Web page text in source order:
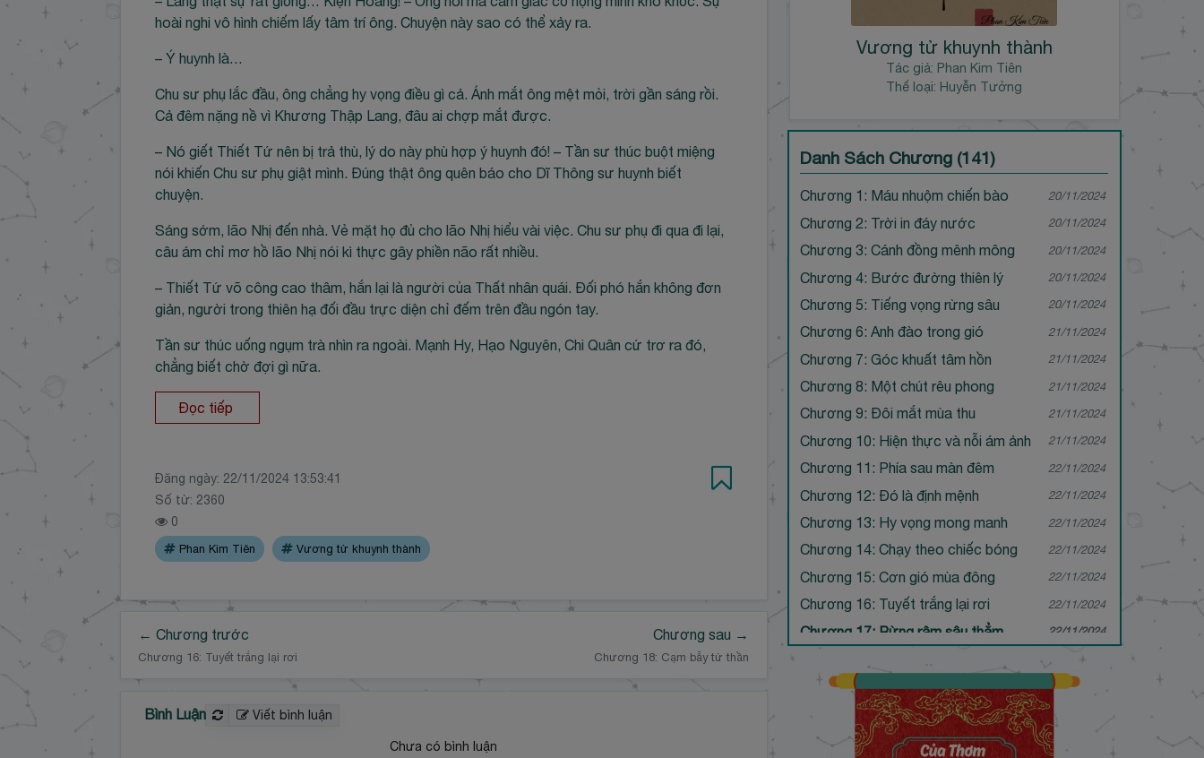
hoài nghi vô hình chiếm lấy tâm trí ông. Chuyện này sao có thể xảy ra.
– Ý huynh là…
Chu sư phụ lắc đầu, ông chẳng hy vọng điều gì cả. Ánh mắt ông mệt mỏi, trời gần sáng rồi.
Cả đêm nặng nề vì Khương Thập Lang, đâu ai chợp mắt được.
– Nó giết Thiết Tứ nên bị trả thù, lý do này phù hợp ý huynh đó! – Tần sư thúc buột miệng
nói khiến Chu sư phụ giật mình. Đúng thật ông quên báo cho Dĩ Thông sư huynh biết
chuyện.
Sáng sớm, lão Nhị đến nhà. Vẻ mặt họ đủ cho lão Nhị hiểu vài việc. Chu sư phụ đi qua đi lại,
câu ám chỉ mơ hồ lão Nhị nói kì thực gây phiền não rất nhiều.
– Thiết Tứ võ công cao thâm, hắn lại là người của Thất nhân quái. Đối phó hắn không đơn
giản, người trong thiên hạ đối đầu trực diện chỉ đếm trên đầu ngón tay.
Tần sư thúc uống ngụm trà nhìn ra ngoài. Mạnh Hy, Hạo Nguyên, Chi Quân cứ trơ ra đó,
chẳng biết chờ đợi gì nữa.
Đọc tiếp
Đăng ngày: 22/11/2024 13:53:41
Số từ: 2360
0
Phan Kim Tiên Vương tử khuynh thành
← Chương trước
Chương 16: Tuyết trắng lại rơi
Chương sau →
Chương 18: Cạm bẫy tử thần
Bình Luận Viết bình luận
Chưa có bình luận
Vương tử khuynh thành
Tác giả: Phan Kim Tiên
Thể loại: Huyễn Tưởng
Danh Sách Chương (141)
Chương 1: Máu nhuộm chiến bào 20/11/2024
Chương 2: Trời in đáy nước 20/11/2024
Chương 3: Cánh đồng mênh mông 20/11/2024
Chương 4: Bước đường thiên lý 20/11/2024
Chương 5: Tiếng vọng rừng sâu 20/11/2024
Chương 6: Anh đào trong gió 21/11/2024
Chương 7: Góc khuất tâm hồn 21/11/2024
Chương 8: Một chút rêu phong 21/11/2024
Chương 9: Đôi mắt mùa thu 21/11/2024
Chương 10: Hiện thực và nỗi ám ảnh 21/11/2024
Chương 11: Phía sau màn đêm 22/11/2024
Chương 12: Đó là định mệnh 22/11/2024
Chương 13: Hy vọng mong manh 22/11/2024
Chương 14: Chạy theo chiếc bóng 22/11/2024
Chương 15: Cơn gió mùa đông 22/11/2024
Chương 16: Tuyết trắng lại rơi 22/11/2024
Chương 17: Rừng rậm sâu thẳm 22/11/2024
22/11/2024
Chương 19: Hiện thực trái ngang 22/11/2024
Chương 20: Kiếm vương máu đào 22/11/2024
Chương 21: Bên bờ vực thẳm 22/11/2024